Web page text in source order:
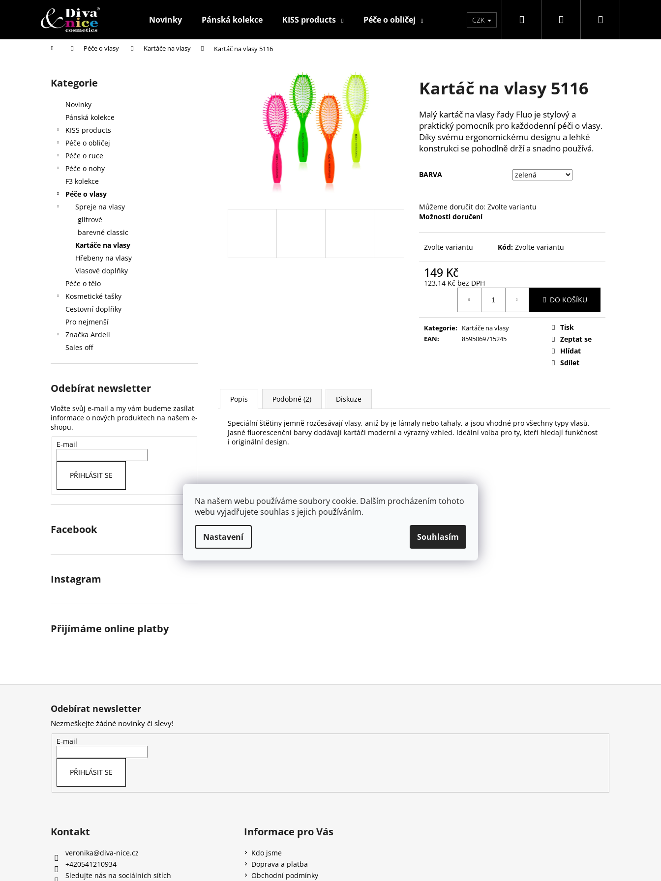
Na našem webu používáme soubory cookie. Dalším procházením tohoto
webu vyjadřujete souhlas s jejich používáním.
Nastavení Souhlasím
Novinky Pánská kolekce KISS products Péče o obličej Péče o ruce Péče o nohy F3 kolekce
CZK Hledat PřihlášeníNákupní
Domů Péče o vlasy Kartáče na vlasy Kartáč na vlasy 5116
Přeskočit
kategorie
Kategorie
Novinky
Pánská kolekce
KISS products
Péče o obličej
Péče o ruce
Péče o nohy
F3 kolekce
Péče o vlasy
Spreje na vlasy
glitrové
barevné classic
Kartáče na vlasy
Hřebeny na vlasy
Vlasové doplňky
Péče o tělo
Kosmetické tašky
Cestovní doplňky
Pro nejmenší
Značka Ardell
Sales off
Odebírat newsletter
Vložte svůj e-mail a my vám budeme zasílat
informace o nových produktech na našem e-
shopu.
E-mail
PŘIHLÁSIT SE
Facebook
Instagram
Přijímáme online platby
Kartáč na vlasy 5116
Malý kartáč na vlasy řady Fluo je stylový a
praktický pomocník pro každodenní péči o vlasy.
Díky svému ergonomickému designu a lehké
konstrukci se pohodlně drží a snadno používá.
BARVA
Můžeme doručit do: Zvolte variantu
Možnosti doručení
Zvolte variantu Kód: Zvolte variantu
149 Kč
123,14 Kč bez DPH
DO KOŠÍKU
Kategorie:
Kartáče na vlasy
EAN: 8595069715245
Tisk
Zeptat se
Hlídat
Sdílet
Popis Podobné (2) Diskuze
Speciální štětiny jemně rozčesávají vlasy, aniž by je lámaly nebo tahaly, a jsou vhodné pro všechny typy vlasů.
Jasné fluorescenční barvy dodávají kartáči moderní a výrazný vzhled. Ideální volba pro ty, kteří hledají funkčnost
i originální design.
í
Zpět
do
Zpět
do
Co potřebujete najít?
HLEDAT
Doporučujeme
HOUBIČKA NA MAKE-UP, KULATÁ
KONTUROVACÍ TUŽKA NA OČI NALEPOVACÍ ŘASY SAMOLEPÍCÍ WISPY
Odebírat newsletter
Nezmeškejte žádné novinky či slevy!
E-mail
PŘIHLÁSIT SE
Kontakt
veronika@diva-nice.cz
+420541210934
Sledujte nás na sociálních sítích
Informace pro Vás
Kdo jsme
Doprava a platba
Obchodní podmínky